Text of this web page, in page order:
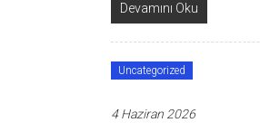
Devamını Oku
Uncategorized
4 Haziran 2026